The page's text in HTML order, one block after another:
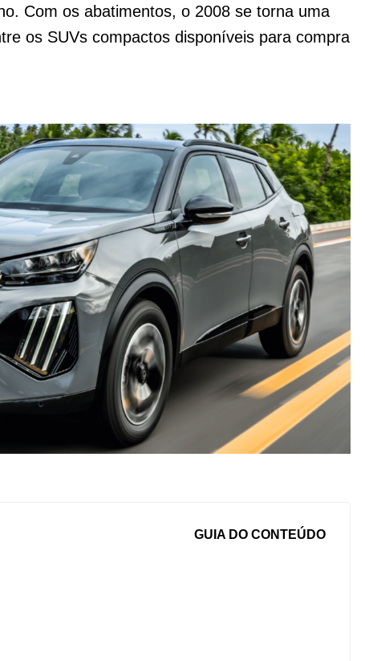
Com os abatimentos, o 2008 se torna uma
os SUVs compactos disponíveis para compra
GUIA DO CONTEÚDO